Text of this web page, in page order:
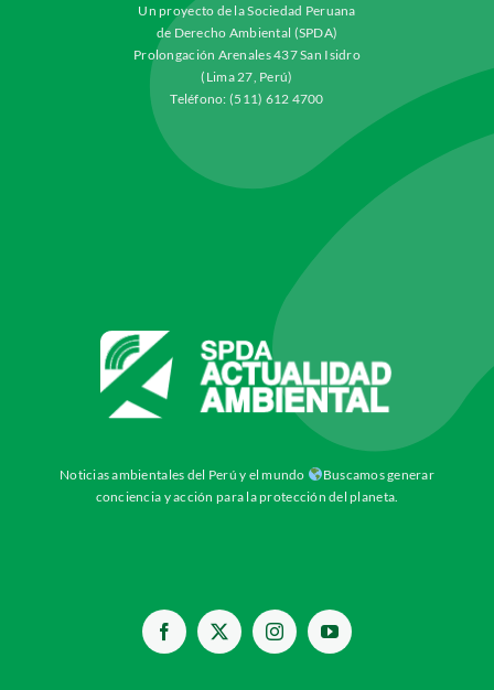
Un proyecto de la Sociedad Peruana
de Derecho Ambiental (SPDA)
Prolongación Arenales 437 San Isidro
(Lima 27, Perú)
Teléfono: (511) 612 4700
Noticias ambientales del Perú y el mundo
Buscamos generar
conciencia y acción para la protección del planeta.